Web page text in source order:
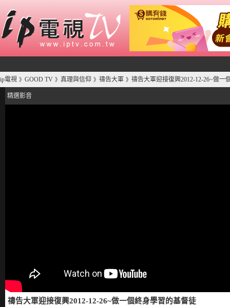
ip電視 》 GOOD TV 》 真理與信仰 》 禱告大軍 》 禱告大軍迎接復興2012-12-26~做一
精選影音
禱告大軍迎接復興2012-12-26~做一個終身學習的基督徒